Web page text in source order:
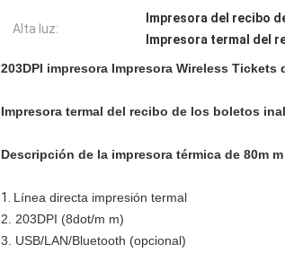
Alta luz:
Impresora del recibo
Impresora termal del
203DPI impresora Impresora Wireless Tickets
Impresora termal del recibo de los boletos
Descripción de la impresora térmica de 80m m
1. Línea directa impresión termal
2. 203DPI (8dot/m m)
3. USB/LAN/Bluetooth (opcional)